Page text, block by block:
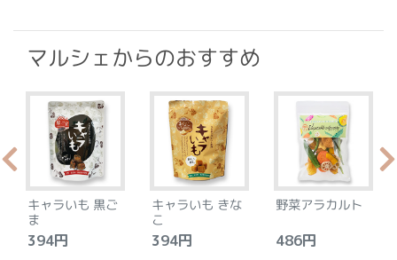
マルシェからのおすすめ
キャラいも 黒ご
ま
394円
キャラいも きな
こ
394円
野菜アラカルト
486円